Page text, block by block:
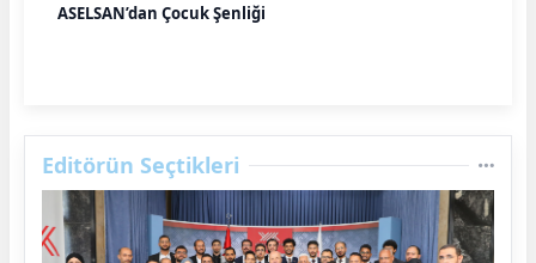
ASELSAN’dan Çocuk Şenliği
Editörün Seçtikleri